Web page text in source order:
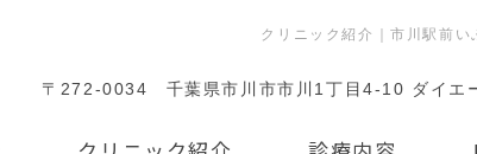
クリニック紹介｜市川駅前
〒272-0034 千葉県市川市市川1丁目4-10 ダイエ